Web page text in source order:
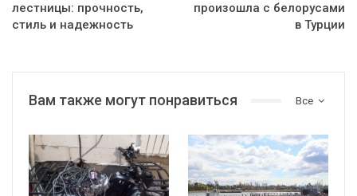
лестницы: прочность,
стиль и надежность
произошла с белорусами
в Турции
Все
Вам также могут понравиться